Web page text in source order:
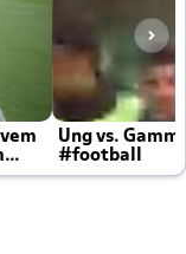
Ung vs.
#football